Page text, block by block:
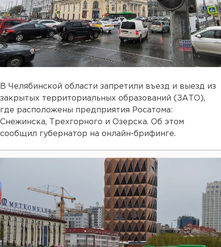
В Челябинской области запретили въезд и выезд из
закрытых территориальных образований (ЗАТО),
где расположены предприятия Росатома:
Снежинска, Трехгорного и Озерска. Об этом
сообщил губернатор на онлайн-брифинге.